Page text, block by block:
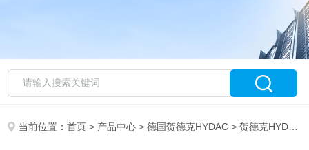
当前位置：首页 > 产品中心 >德国贺德克HYDAC >贺德克HYDAC温度传感器